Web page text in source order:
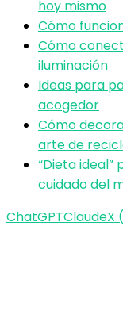
hoy mismo
Cómo
Cómo
iluminación
Ideas para
acogedor
Cómo
arte de
“Dieta
cuidado del
ChatGPTClaudeX